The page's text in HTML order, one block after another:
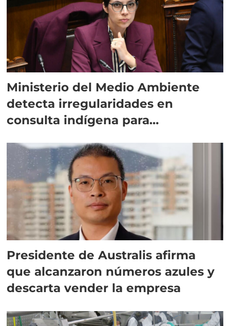
Ministerio del Medio Ambiente
detecta irregularidades en
consulta indígena para
Presidente de Australis afirma
que alcanzaron números azules y
descarta vender la empresa